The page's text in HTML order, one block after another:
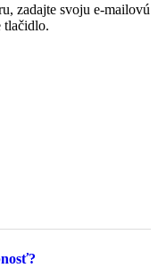
zadajte svoju e-mailovú
tlačidlo.